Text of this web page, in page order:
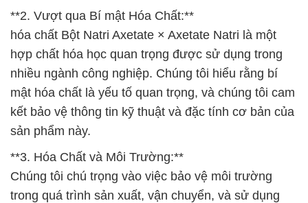
**2. Vượt qua Bí mật Hóa Chất:**
hóa chất Bột Natri Axetate × Axetate Natri là một
hợp chất hóa học quan trọng được sử dụng trong
nhiều ngành công nghiệp. Chúng tôi hiểu rằng bí
mật hóa chất là yếu tố quan trọng, và chúng tôi cam
kết bảo vệ thông tin kỹ thuật và đặc tính cơ bản của
sản phẩm này.
**3. Hóa Chất và Môi Trường:**
Chúng tôi chú trọng vào việc bảo vệ môi trường
trong quá trình sản xuất, vận chuyển, và sử dụng